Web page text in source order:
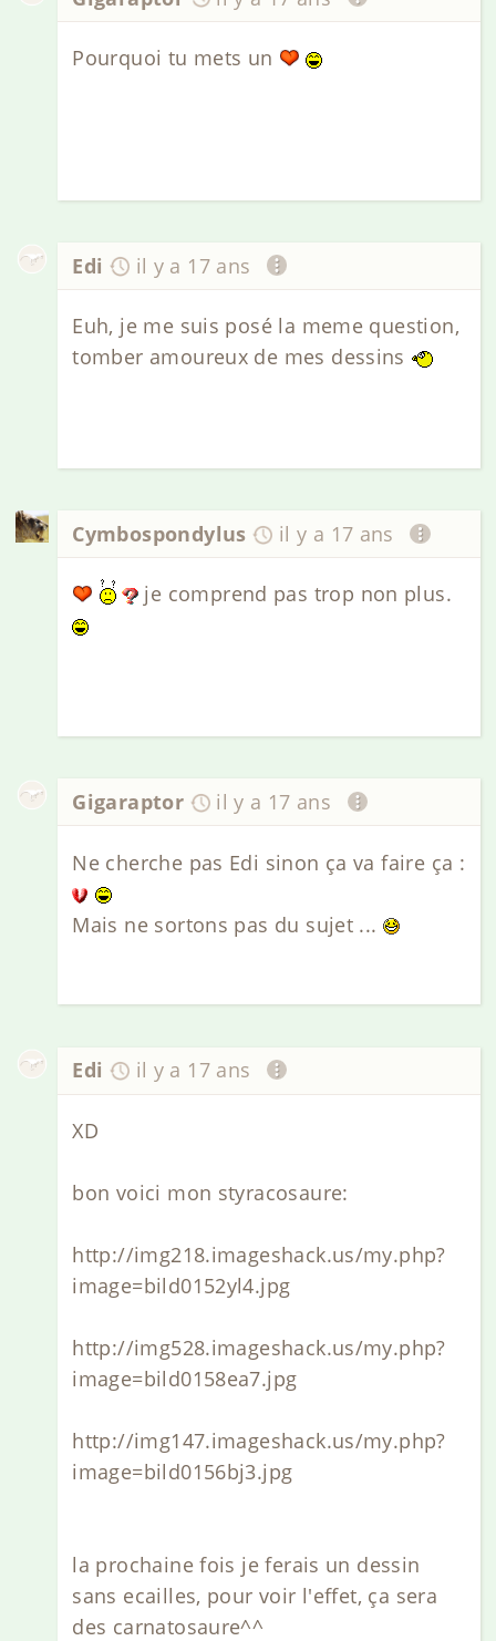
Pourquoi tu mets un
Edi il y a 17 ans
Euh, je me suis posé la meme question,
tomber amoureux de mes dessins
Cymbospondylus il y a 17 ans
je comprend pas trop non plus.
Gigaraptor il y a 17 ans
Ne cherche pas Edi sinon ça va faire ça :
Mais ne sortons pas du sujet ...
Edi il y a 17 ans
XD
bon voici mon styracosaure:
http://img218.imageshack.us/my.php?
image=bild0152yl4.jpg
http://img528.imageshack.us/my.php?
image=bild0158ea7.jpg
http://img147.imageshack.us/my.php?
image=bild0156bj3.jpg
la prochaine fois je ferais un dessin
sans ecailles, pour voir l'effet, ça sera
des carnatosaure^^